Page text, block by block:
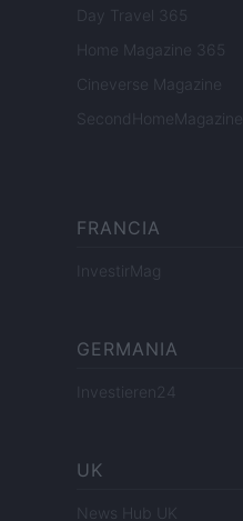
Day Travel 365
Home Magazine 365
Cineverse Magazine
SecondHomeMagazine
FRANCIA
InvestirMag
GERMANIA
Investieren24
UK
News Hub UK